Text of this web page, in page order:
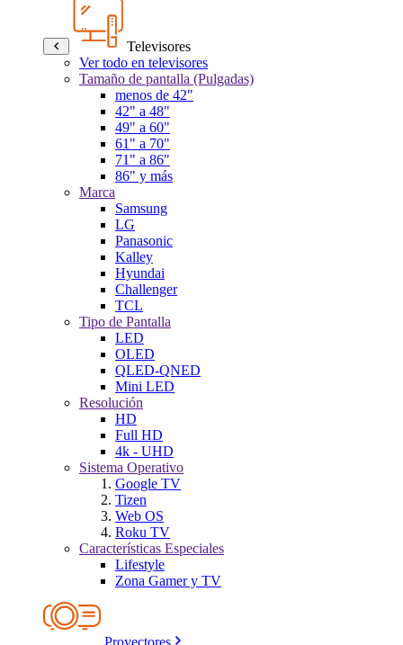
Televisores
Ver todo en televisores
Tamaño de pantalla (Pulgadas)
menos de 42"
42" a 48"
49" a 60"
61" a 70"
71" a 86"
86" y más
Marca
Samsung
LG
Panasonic
Kalley
Hyundai
Challenger
TCL
Tipo de Pantalla
LED
OLED
QLED-QNED
Mini LED
Resolución
HD
Full HD
4k - UHD
Sistema Operativo
Google TV
Tizen
Web OS
Roku TV
Características Especiales
Lifestyle
Zona Gamer y TV
Proyectores